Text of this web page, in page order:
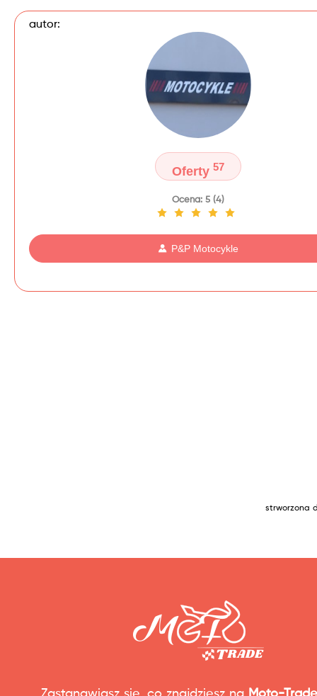
autor:
Oferty 57
Ocena: 5 (4)
P&P Motocykle
strworzona